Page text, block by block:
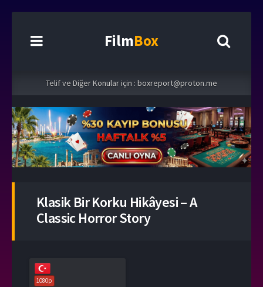
FilmBox
Telif ve Diğer Konular için : boxreport@proton.me
Klasik Bir Korku Hikâyesi – A
Classic Horror Story
1080p